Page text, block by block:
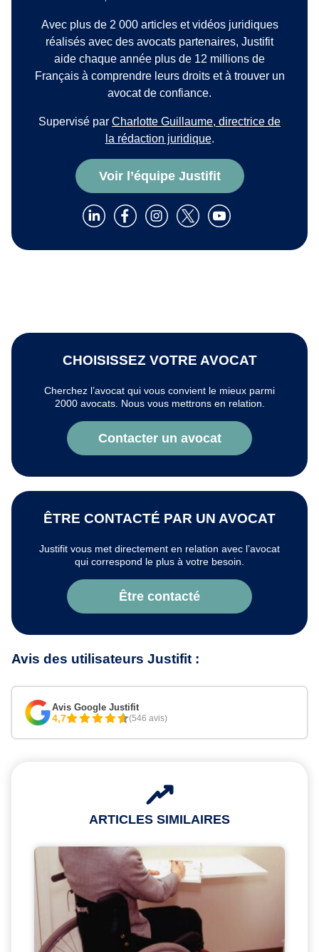
Avec plus de 2 000 articles et vidéos juridiques
réalisés avec des avocats partenaires, Justifit
aide chaque année plus de 12 millions de
Français à comprendre leurs droits et à trouver un
avocat de confiance.
Supervisé par Charlotte Guillaume, directrice de
la rédaction juridique.
Voir l’équipe Justifit
CHOISISSEZ VOTRE AVOCAT
Cherchez l’avocat qui vous convient le mieux parmi
2000 avocats. Nous vous mettrons en relation.
Contacter un avocat
ÊTRE CONTACTÉ PAR UN AVOCAT
Justifit vous met directement en relation avec l’avocat
qui correspond le plus à votre besoin.
Être contacté
Avis des utilisateurs Justifit :
Avis Google Justifit
4,7 (546 avis)
ARTICLES SIMILAIRES